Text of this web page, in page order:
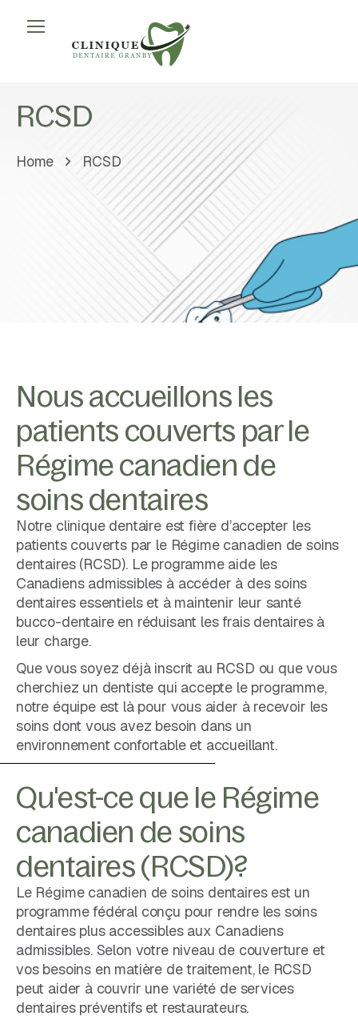
RCSD
Home RCSD
Nous accueillons les
patients couverts par le
Régime canadien de
soins dentaires
Notre clinique dentaire est fière d’accepter les
patients couverts par le Régime canadien de soins
dentaires (RCSD). Le programme aide les
Canadiens admissibles à accéder à des soins
dentaires essentiels et à maintenir leur santé
bucco-dentaire en réduisant les frais dentaires à
leur charge.
Que vous soyez déjà inscrit au RCSD ou que vous
cherchiez un dentiste qui accepte le programme,
notre équipe est là pour vous aider à recevoir les
soins dont vous avez besoin dans un
environnement confortable et accueillant.
Qu'est-ce que le Régime
canadien de soins
dentaires (RCSD)?
Le Régime canadien de soins dentaires est un
programme fédéral conçu pour rendre les soins
dentaires plus accessibles aux Canadiens
admissibles. Selon votre niveau de couverture et
vos besoins en matière de traitement, le RCSD
peut aider à couvrir une variété de services
dentaires préventifs et restaurateurs.